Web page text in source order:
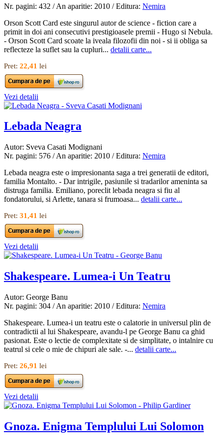
Nr. pagini: 432 / An aparitie: 2010 / Editura: Nemira
Orson Scott Card este singurul autor de science - fiction care a
primit in doi ani consecutivi prestigioasele premii - Hugo si Nebula.
- Orson Scott Card scoate la iveala filozofii din noi - si ii obliga sa
reflecteze la suflet sau la cupluri... detalii carte...
Pret: 22,41 lei
Vezi detalii
Lebada Neagra
Autor: Sveva Casati Modignani
Nr. pagini: 576 / An aparitie: 2010 / Editura: Nemira
Lebada neagra este o impresionanta saga a trei generatii de editori,
familia Montalto. - Dar intrigile, pasiunile si tradarilor ameninta sa
distruga familia. Emiliano, poreclit lebada neagra si fiu al
fondatorului, si Arlette, tanara si frumoasa... detalii carte...
Pret: 31,41 lei
Vezi detalii
Shakespeare. Lumea-i Un Teatru
Autor: George Banu
Nr. pagini: 304 / An aparitie: 2010 / Editura: Nemira
Shakespeare. Lumea-i un teatru este o calatorie in universul plin de
contradictii al lui Shakespeare, avandu-l pe George Banu ca ghid
pasionat. Este o lectie de complexitate si de simplitate, o intalnire cu
teatrul si cele o mie de chipuri ale sale. -... detalii carte...
Pret: 26,91 lei
Vezi detalii
Gnoza. Enigma Templului Lui Solomon